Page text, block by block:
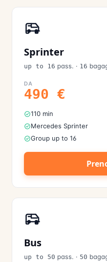
Sprinter
up to 16 pass. · 16
DA
490 €
110 min
Mercedes Sprinter
Group up to 16
Bus
up to 50 pass. · 50